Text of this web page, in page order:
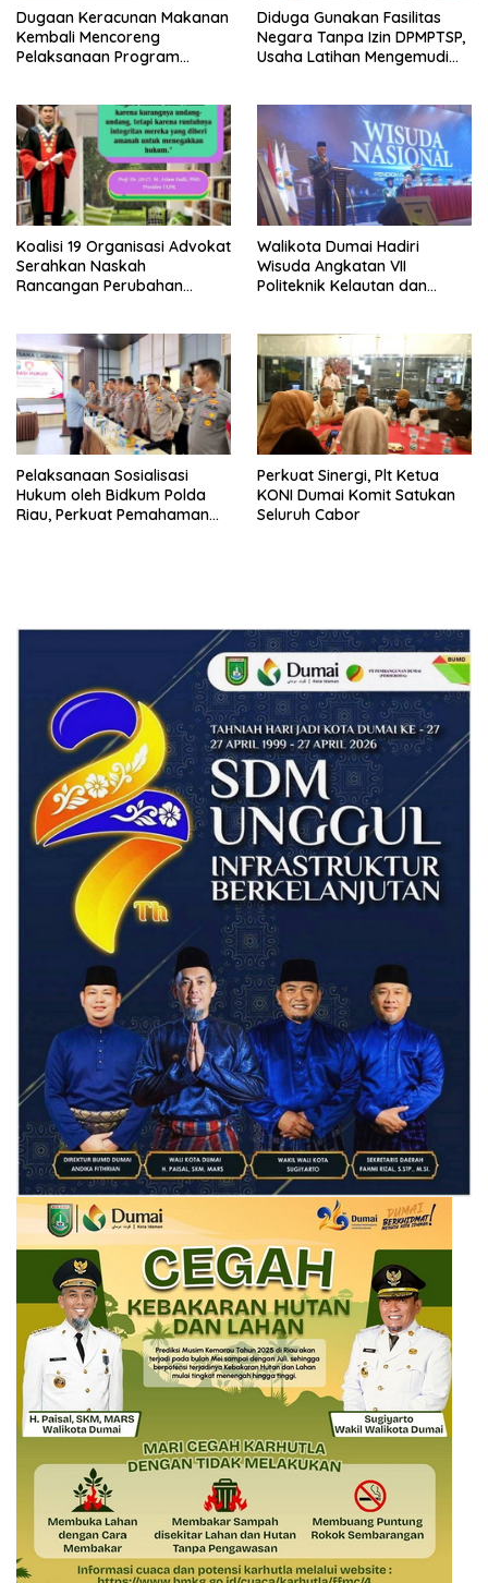
Dugaan Keracunan Makanan
Kembali Mencoreng
Pelaksanaan Program
Bersama Kota Dumai
Diduga Gunakan Fasilitas
Negara Tanpa Izin DPMPTSP,
Usaha Latihan Mengemudi
Koalisi 19 Organisasi Advokat
Serahkan Naskah
Rancangan Perubahan
RI
Walikota Dumai Hadiri
Wisuda Angkatan VII
Politeknik Kelautan dan
Pelaksanaan Sosialisasi
Hukum oleh Bidkum Polda
Riau, Perkuat Pemahaman
Perkuat Sinergi, Plt Ketua
KONI Dumai Komit Satukan
Seluruh Cabor